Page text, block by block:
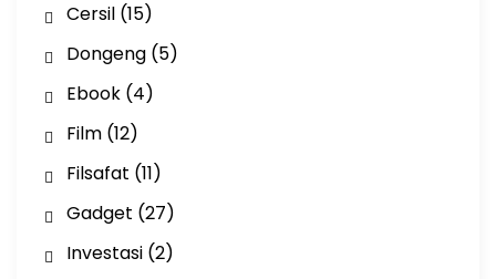
Cersil(15)
Dongeng(5)
Ebook(4)
Film(12)
Filsafat (11)
Gadget (27)
Investasi(2)